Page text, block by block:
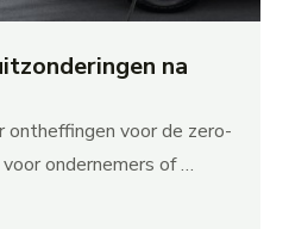
na
voor de zero-
ondernemers of …